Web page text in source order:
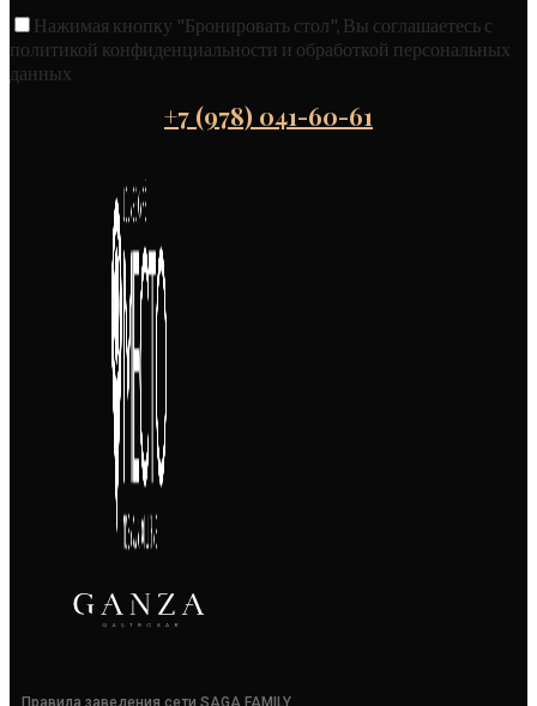
Нажимая кнопку "Бронировать стол", Вы соглашаетесь с
политикой конфиденциальности и обработкой персональных
данных
+7 (978) 041-60-61